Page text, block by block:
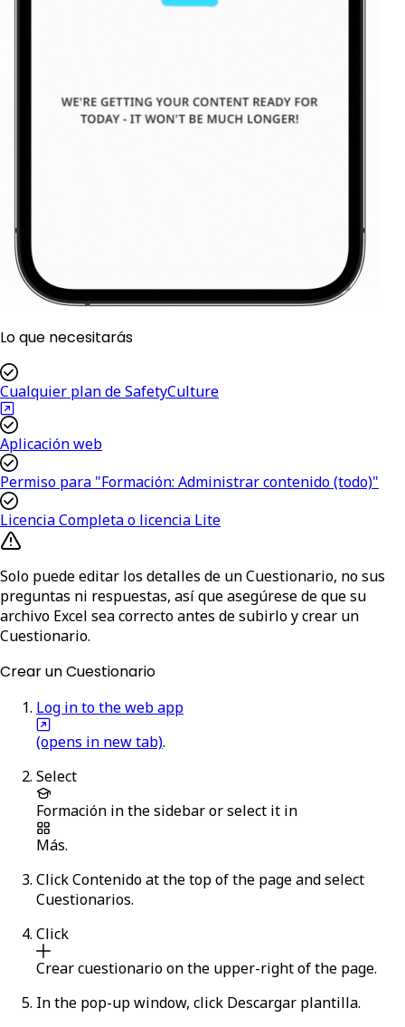
Lo que necesitarás
Cualquier plan de SafetyCulture
Aplicación web
Permiso para "Formación: Administrar contenido (todo)"
Licencia Completa o licencia Lite
Solo puede editar los detalles de un Cuestionario, no sus
preguntas ni respuestas, así que asegúrese de que su
archivo Excel sea correcto antes de subirlo y crear un
Cuestionario.
Crear un Cuestionario
Log in to the web app
(opens in new tab).
Select
Formación in the sidebar or select it in
Más.
ClickContenidoat the top of the page and select
Cuestionarios.
Click
Crear cuestionarioon the upper-right of the page.
In the pop-up window, click Descargar plantilla.